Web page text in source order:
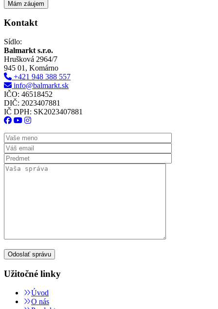
Kontakt
Sídlo:
Balmarkt s.r.o.
Hrušková 2964/7
945 01, Komárno
+421 948 388 557
info@balmarkt.sk
IČO: 46518452
DIČ: 2023407881
IČ DPH: SK2023407881
Užitočné linky
Úvod
O nás